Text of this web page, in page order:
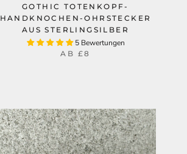
GOTHIC TOTENKOPF-
HANDKNOCHEN-OHRSTECKER
AUS STERLINGSILBER
5 Bewertungen
AB £8